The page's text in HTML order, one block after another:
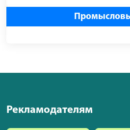
Рекламодателям